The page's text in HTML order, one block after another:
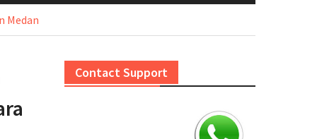
Medan
Contact Support